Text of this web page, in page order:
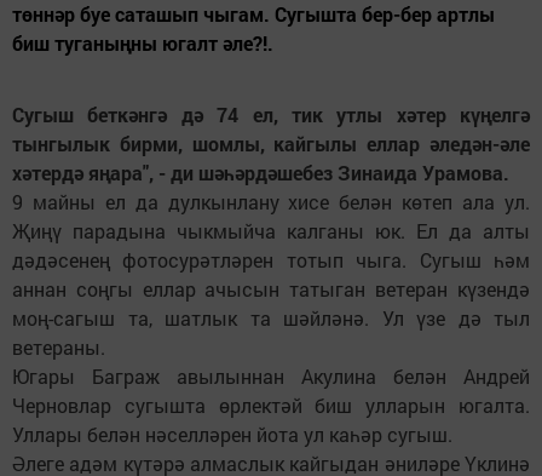
төннәр буе саташып чыгам. Сугышта бер-бер артлы
биш туганыңны югалт әле?!.
Сугыш беткәнгә дә 74 ел, тик утлы хәтер күңелгә
тынгылык бирми, шомлы, кайгылы еллар әледән-әле
хәтердә яңара", - ди шәһәрдәшебез Зинаида Урамова.
9 майны ел да дулкынлану хисе белән көтеп ала ул.
Җиңү парадына чыкмыйча калганы юк. Ел да алты
дәдәсенең фотосурәтләрен тотып чыга. Сугыш һәм
аннан соңгы еллар ачысын татыган ветеран күзендә
моң-сагыш та, шатлык та шәйләнә. Ул үзе дә тыл
ветераны.
Югары Баграж авылыннан Акулина белән Андрей
Черновлар сугышта өрлектәй биш улларын югалта.
Уллары белән нәселләрен йота ул каһәр сугыш.
Әлеге адәм күтәрә алмаслык кайгыдан әниләре Үклинә